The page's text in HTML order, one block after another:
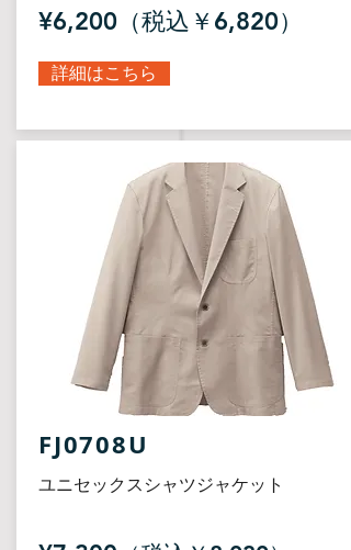
¥6,200（税込￥6,820）
詳細はこちら
FJ0708U
ユニセックスシャツジャケット